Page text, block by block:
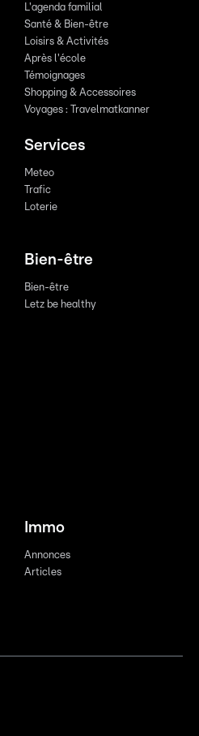
L'agenda familial
Santé & Bien-être
Loisirs & Activités
Après l'école
Témoignages
Shopping & Accessoires
Voyages : Travelmatkanner
Services
Meteo
Trafic
Loterie
Bien-être
Bien-être
Letz be healthy
Immo
Annonces
Articles